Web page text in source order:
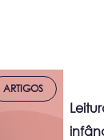
ARTIGOS